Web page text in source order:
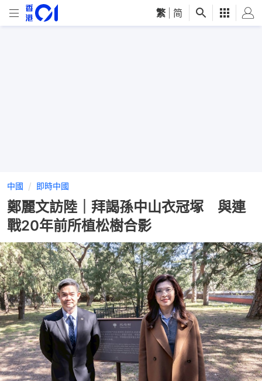
繁 简
中國 即時中國
鄭麗文訪陸｜拜謁孫中山衣冠塚 與連
戰20年前所植松樹合影